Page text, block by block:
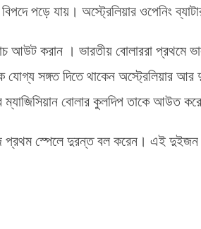
পড়ে যায়। অস্ট্রেলিয়ার ওপেনিং
আউট করান । ভারতীয় বোলাররা প্রথমে
যোগ্য সঙ্গত দিতে থাকেন অস্ট্রেলিয়ার
বোলার কুলদিপ তাকে আউত
প্রথম স্পেলে দুরন্ত বল করেন। এই দুইজন